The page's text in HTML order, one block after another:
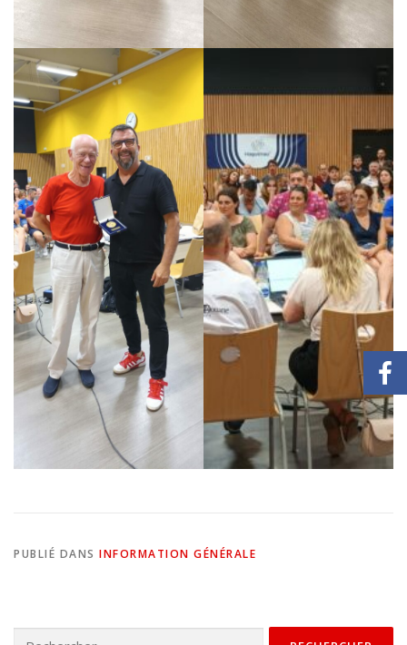
PUBLIÉ DANS INFORMATION GÉNÉRALE